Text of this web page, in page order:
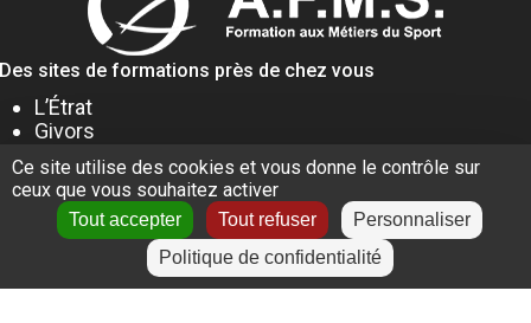
sites de formations près de chez vous
L’Étrat
Givors
Villeurbanne
Lyon
Le Puy-en-Velay
Ce site utilise des cookies et vous donne le contrôle sur
ceux que vous souhaitez activer
Tout accepter Tout refuser
Personnaliser
Politique de confidentialité